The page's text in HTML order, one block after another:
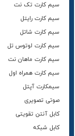
سیم کارت تک نت
سیم کارت رایتل
سیم کارت شاتل
سیم کارت لوتوس تل
سیم کارت ماهان نت
سیم کارت همراه اول
سیمکارت آپتل
صوتی تصویری
کابل آنتن تقویتی
کابل شبکه